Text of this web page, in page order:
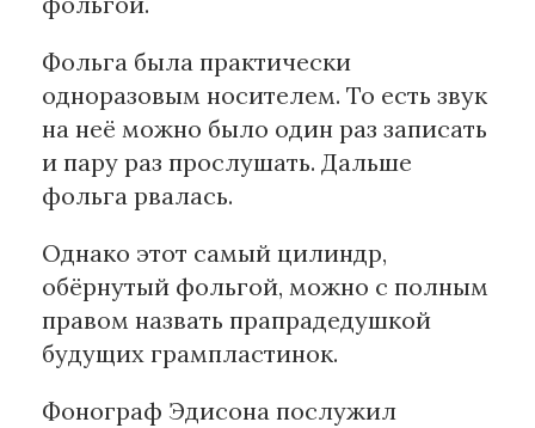
Фольга была практически
одноразовым носителем. То есть звук
на неё можно было один раз записать
и пару раз прослушать. Дальше
фольга рвалась.
Однако этот самый цилиндр,
обёрнутый фольгой, можно с полным
правом назвать прапрадедушкой
будущих грампластинок.
Фонограф Эдисона послужил